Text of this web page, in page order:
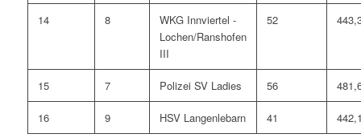
14 8
WKG Innviertel -
Lochen/Ranshofen
III
52
15 7 Polizei SV Ladies 56
16 9 HSV Langenlebarn 41